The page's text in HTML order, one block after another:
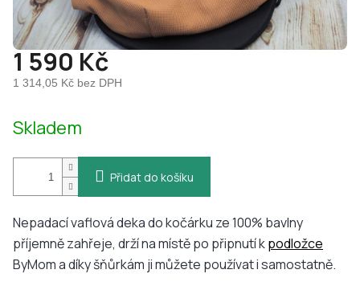
1 590 Kč
1 314,05 Kč bez DPH
cena:
Skladem
Přidat do košíku
Nepadací vaflová deka do kočárku ze 100% bavlny
příjemně zahřeje, drží na místě po připnutí kpodložce
ByMom a díky šňůrkám ji můžete používat i samostatně.